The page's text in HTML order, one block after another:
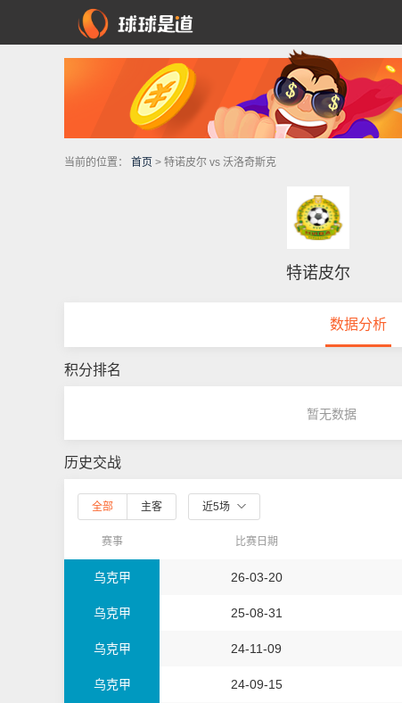
当前的位置： 首页 > 特诺皮尔 vs 沃洛奇斯克
特诺皮尔
数据分析
积分排名
暂无数据
历史交战
全部 主客 近5场
赛事 比赛日期
乌克甲 26-03-20
乌克甲 25-08-31
乌克甲 24-11-09
乌克甲 24-09-15